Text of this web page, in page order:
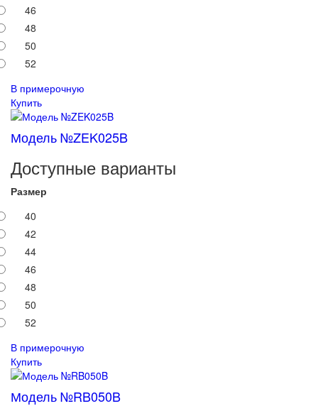
46
48
50
52
В примерочную
Купить
Модель №ZEK025B
Доступные варианты
Размер
40
42
44
46
48
50
52
В примерочную
Купить
Модель №RB050B